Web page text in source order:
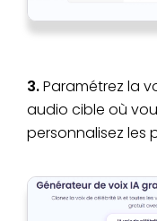
3.Paramétrez la
audio cible où
personnalisez les